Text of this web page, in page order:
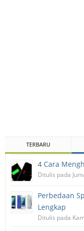
TERBARU
4 Cara
Ditulis pada
Perbedaan
Lengkap
Ditulis pada